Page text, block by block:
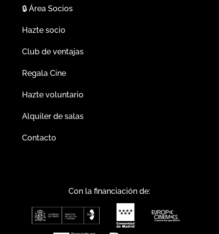
🔒Área Socios
Hazte socio
Club de ventajas
Regala Cine
Hazte voluntario
Alquiler de salas
Contacto
Con la financiación de: